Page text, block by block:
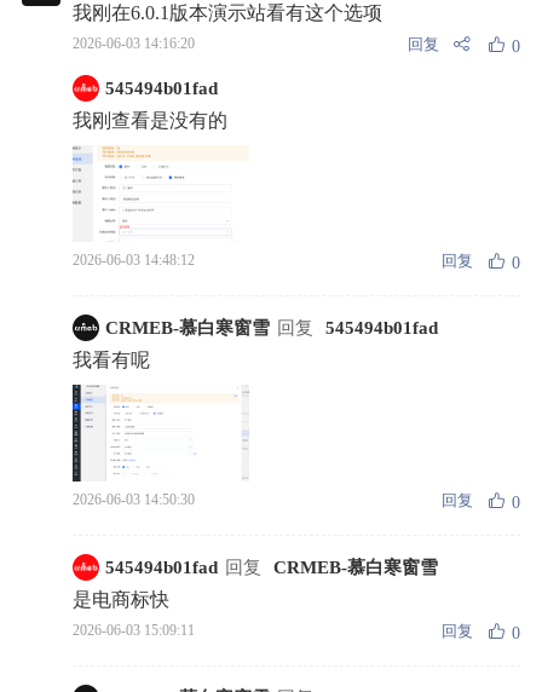
我刚在6.0.1版本演示站看有这个选项
2026-06-03 14:16:20 回复 0
545494b01fad
我刚查看是没有的
2026-06-03 14:48:12 回复 0
CRMEB-慕白寒窗雪 回复 545494b01fad
我看有呢
2026-06-03 14:50:30 回复 0
545494b01fad 回复 CRMEB-慕白寒窗雪
是电商标快
2026-06-03 15:09:11 回复 0